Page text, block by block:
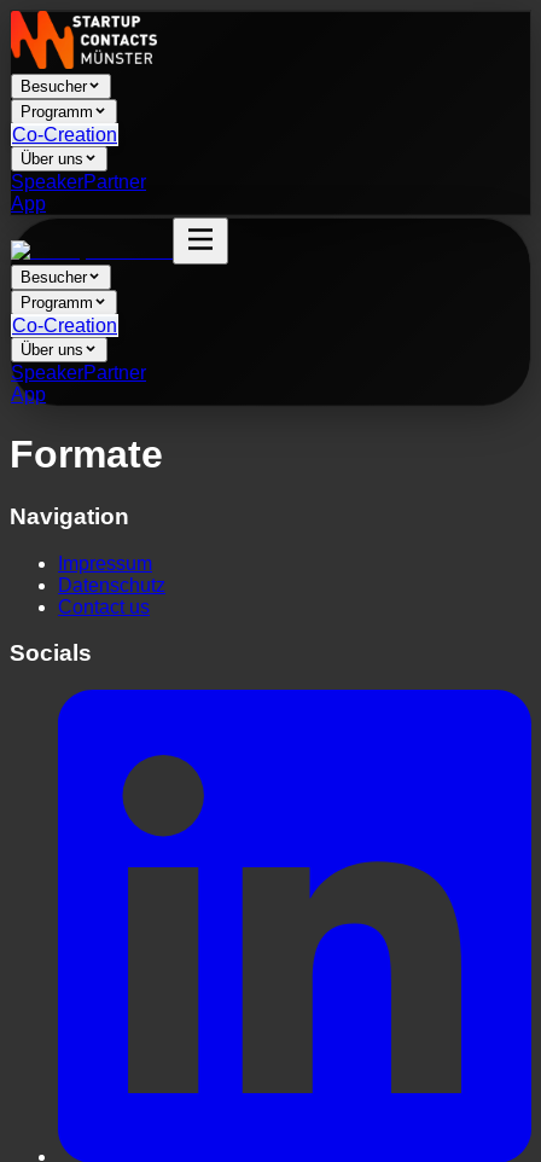
Besucher
Programm
Co-Creation
Über uns
SpeakerPartner
App
Besucher
Programm
Co-Creation
Über uns
SpeakerPartner
App
Formate
Navigation
Impressum
Datenschutz
Contact us
Socials